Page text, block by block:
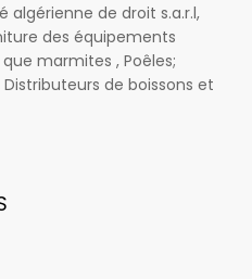
algérienne de droit s.a.r.l,
des équipements
marmites , Poêles;
de boissons et